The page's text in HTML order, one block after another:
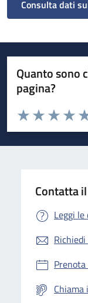
Consulta dati
Quanto sono
pagina?
Valuta da 1 a 5 stelle
Valuta 3
Valuta 2
Valuta 1 stelle su
Contatta
Leggi